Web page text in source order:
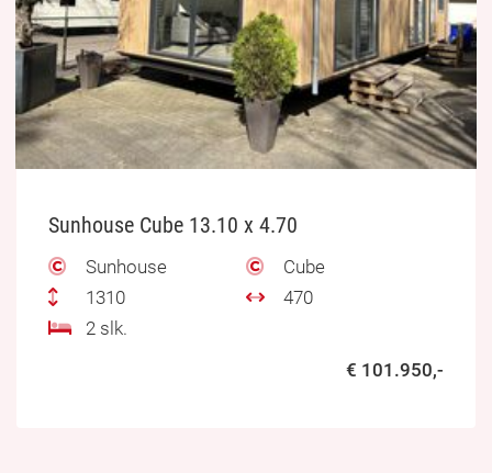
Sunhouse Cube 13.10 x 4.70
Sunhouse
Cube
1310
470
2 slk.
€ 101.950,-